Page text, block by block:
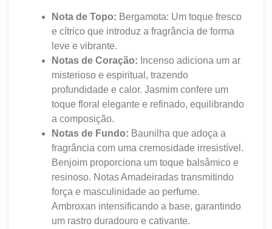
Nota de Topo: Bergamota: Um toque fresco
e cítrico que introduz a fragrância de forma
leve e vibrante.
Notas de Coração: Incenso adiciona um ar
misterioso e espiritual, trazendo
profundidade e calor. Jasmim confere um
toque floral elegante e refinado, equilibrando
a composição.
Notas de Fundo: Baunilha que adoça a
fragrância com uma cremosidade irresistível.
Benjoim proporciona um toque balsâmico e
resinoso. Notas Amadeiradas transmitindo
força e masculinidade ao perfume.
Ambroxan intensificando a base, garantindo
um rastro duradouro e cativante.